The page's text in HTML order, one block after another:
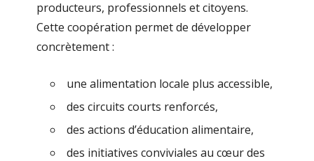
producteurs, professionnels et citoyens.
Cette coopération permet de développer
concrètement :
une alimentation locale plus accessible,
des circuits courts renforcés,
des actions d’éducation alimentaire,
des initiatives conviviales au cœur des